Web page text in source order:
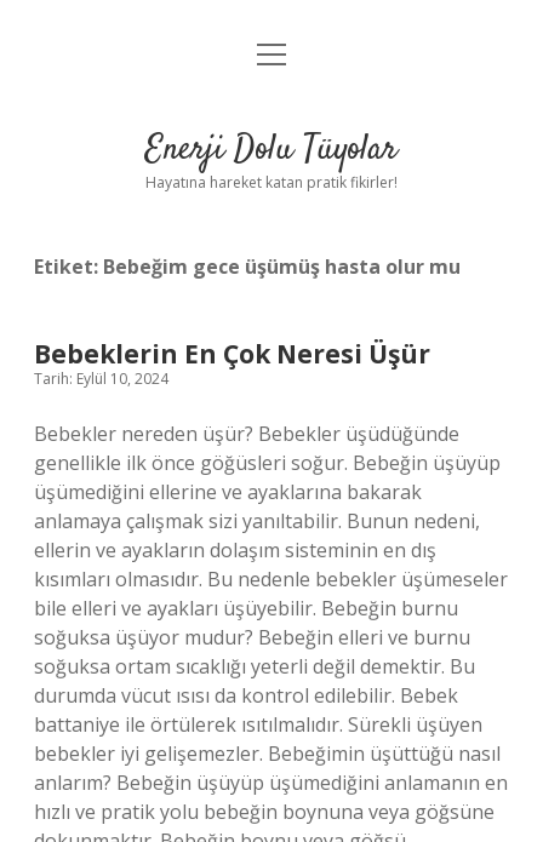
Anasayfa
Yasal Uyarı
menüyü
Enerji Dolu Tüyolar
Hayatına hareket katan pratik fikirler!
Etiket: Bebeğim gece üşümüş hasta olur mu
Bebeklerin En Çok Neresi Üşür
Tarih: Eylül 10, 2024
Bebekler nereden üşür? Bebekler üşüdüğünde
genellikle ilk önce göğüsleri soğur. Bebeğin üşüyüp
üşümediğini ellerine ve ayaklarına bakarak
anlamaya çalışmak sizi yanıltabilir. Bunun nedeni,
ellerin ve ayakların dolaşım sisteminin en dış
kısımları olmasıdır. Bu nedenle bebekler üşümeseler
bile elleri ve ayakları üşüyebilir. Bebeğin burnu
soğuksa üşüyor mudur? Bebeğin elleri ve burnu
soğuksa ortam sıcaklığı yeterli değil demektir. Bu
durumda vücut ısısı da kontrol edilebilir. Bebek
battaniye ile örtülerek ısıtılmalıdır. Sürekli üşüyen
bebekler iyi gelişemezler. Bebeğimin üşüttüğü nasıl
anlarım? Bebeğin üşüyüp üşümediğini anlamanın en
hızlı ve pratik yolu bebeğin boynuna veya göğsüne